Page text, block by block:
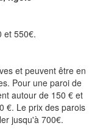
et 550€.
et peuvent être en
Pour une paroi de
autour de 150 € et
€. Le prix des parois
jusqu'à 700€.